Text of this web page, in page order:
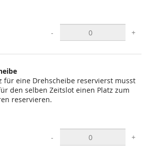
- +
für eine Drehscheibe reservierst musst
den selben Zeitslot einen Platz zum
reservieren.
- +